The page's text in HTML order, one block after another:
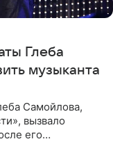
Глеба
музыканта
Самойлова,
вызвало
его